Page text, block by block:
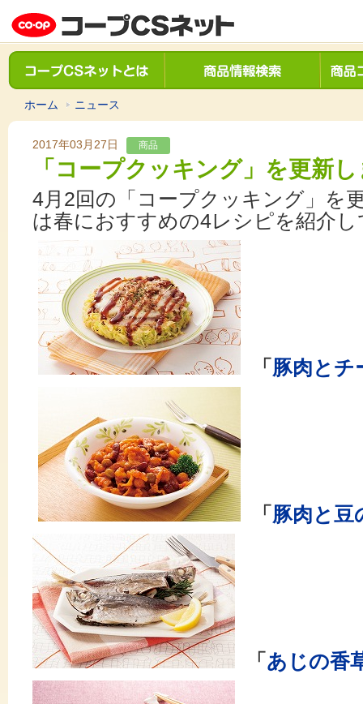
ホーム ニュース
2017年03月27日 商品
「コープクッキング」を更新
4月2回の「コープクッキング」を
は春におすすめの4レシピを紹介
「 豚肉とチ
「 豚肉と豆
「 あじの香